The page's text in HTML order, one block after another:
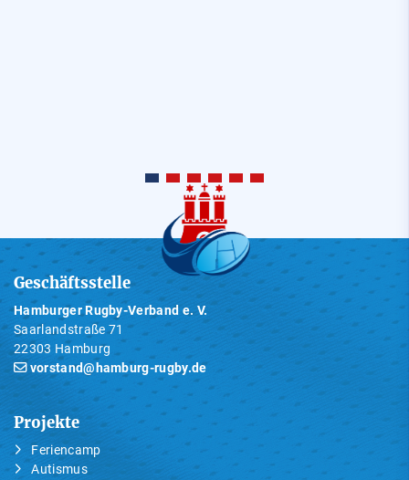
Geschäftsstelle
Hamburger Rugby-Verband e. V.
Saarlandstraße 71
22303 Hamburg
vorstand@hamburg-rugby.de
Projekte
Feriencamp
Autismus